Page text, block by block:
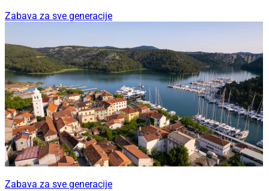
Zabava za sve generacije
Zabava za sve generacije